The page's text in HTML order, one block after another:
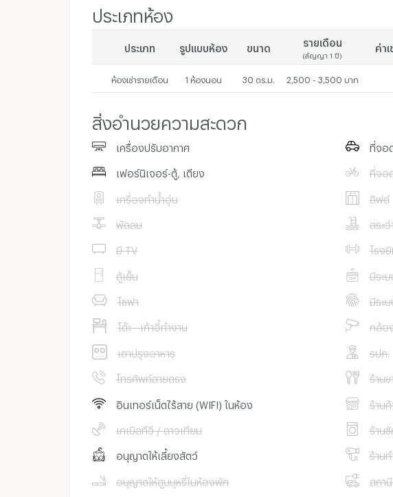
ประเภทห้อง
ประเภท รูปแบบห้อง ขนาด
รายเดือน
(สัญญา 1 ปี)
ค่าเ
ห้องเช่ารายเดือน 1 ห้องนอน 30 ตร.ม. 2,500 - 3,500 บาท
สิ่งอำนวยความสะดวก
เครื่องปรับอากาศ
เฟอร์นิเจอร์-ตู้, เตียง
เครื่องทำน้ำอุ่น
พัดลม
มี TV
ตู้เย็น
โซฟา
โต๊ะ - เก้าอี้ทำงาน
เตาปรุงอาหาร
โทรศัพท์สายตรง
อินเทอร์เน็ตไร้สาย (WIFI) ในห้อง
เคเบิลทีวี / ดาวเทียม
อนุญาตให้เลี้ยงสัตว์
อนุญาตให้สูบบุหรี่ในห้องพัก
ที่จอ
ที่จอ
ลิฟต์
สระว่
โรง
มีระ
มีระ
กล้อ
รปภ.
ร้านข
ร้าน
ร้าน
ร้าน
สถา